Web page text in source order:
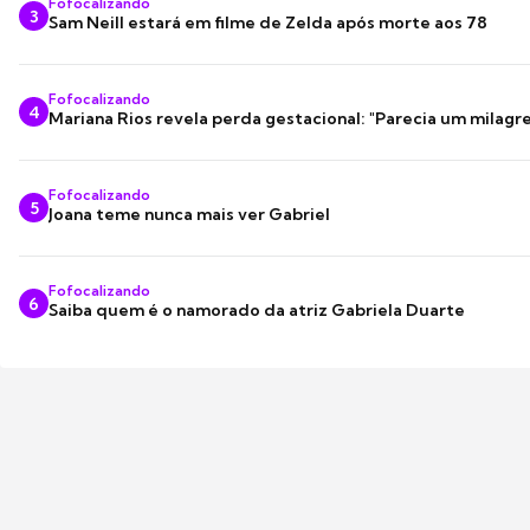
3 Sam Neill estará em filme de Zelda após morte aos 78
4
Fofocalizando
Mariana Rios revela perda gestacional: "Parecia um
5
Fofocalizando
Joana teme nunca mais ver Gabriel
6
Fofocalizando
Saiba quem é o namorado da atriz Gabriela Duarte